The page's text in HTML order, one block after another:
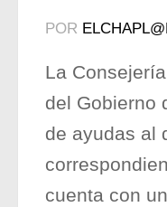
POR
La
del Gobierno
de ayudas al
cuenta con